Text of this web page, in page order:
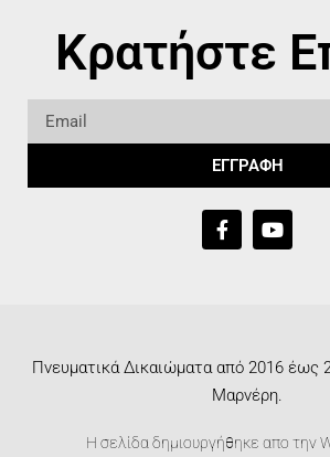
Κρατήστε
ΕΓΓΡΑΦΗ
Πνευματικά Δικαιώματα από 2016 έως
Μαρνέρη.
Η σελίδα δημιουργήθηκε απο την